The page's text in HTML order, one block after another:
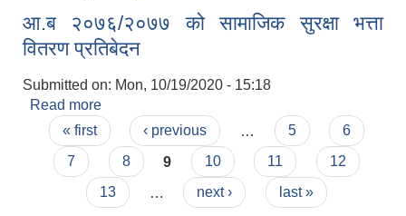
आ.ब २०७६/२०७७ को सामाजिक सुरक्षा भत्ता
वितरण प्रतिबेदन
Submitted on: Mon, 10/19/2020 - 15:18
Read more
प्रतिबेदन
Pages
« first ‹ previous 5
6
7
8 9 10 11
12
13
next › last »